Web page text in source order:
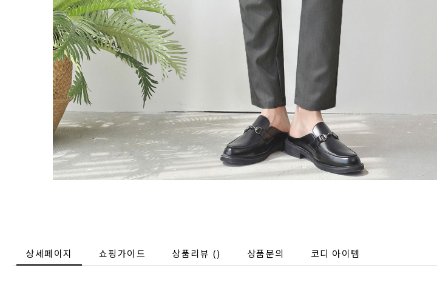
상세페이지 쇼핑가이드 상품리뷰 () 상품문의 코디 아이템